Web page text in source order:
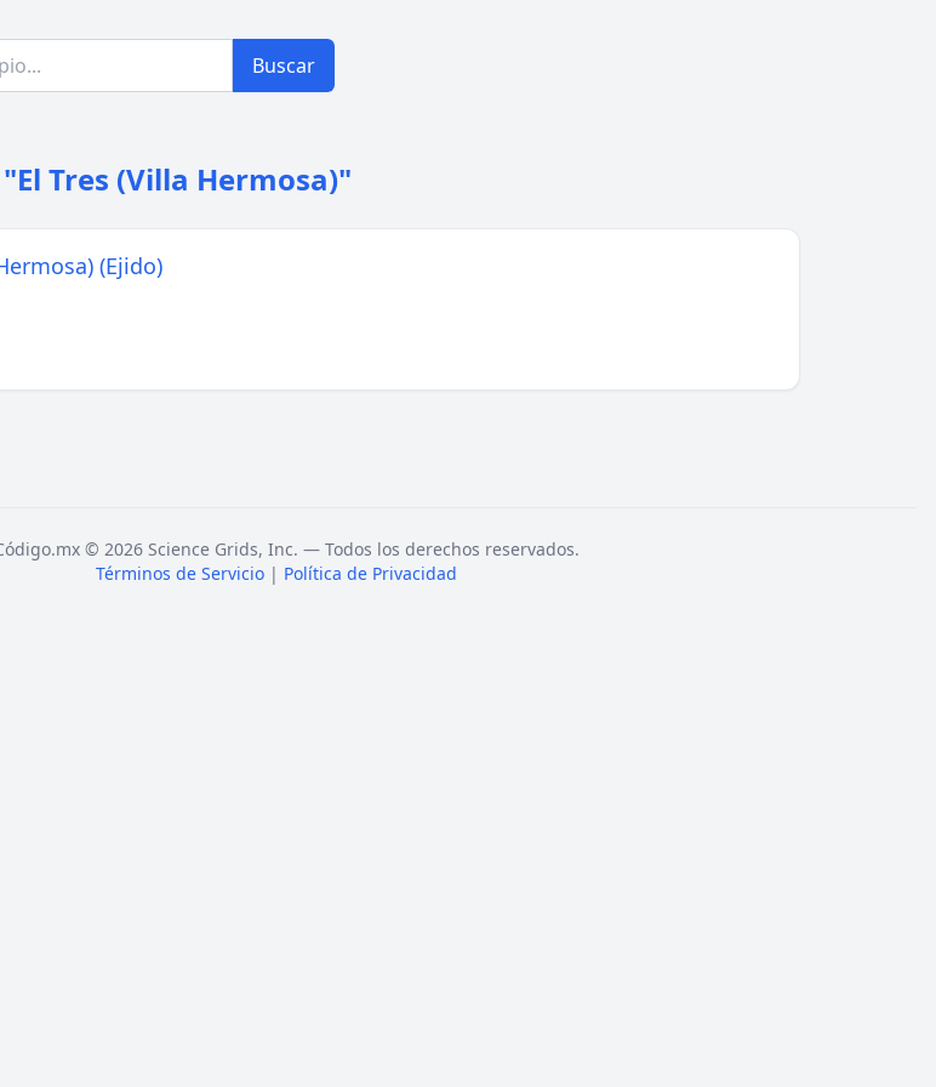
Buscar
"El Tres (Villa Hermosa)"
(Ejido)
© 2026 Science Grids, Inc. — Todos los derechos reservados.
Términos de Servicio | Política de Privacidad